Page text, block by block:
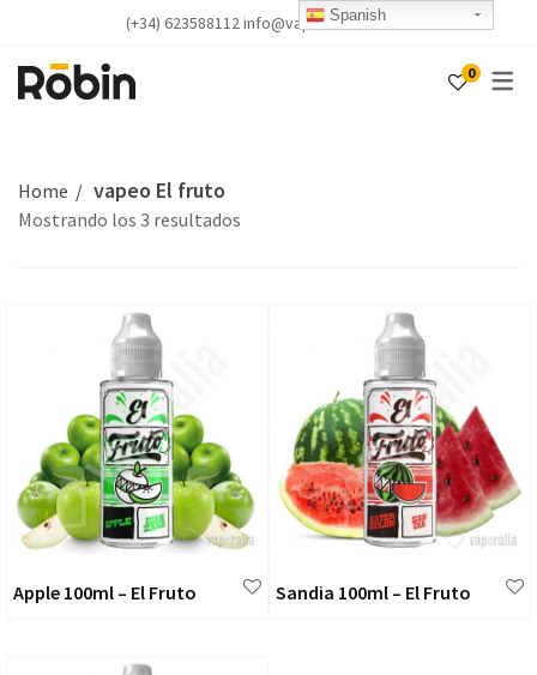
(+34) 623588112 info@vapealicante.com
0
Home vapeo El fruto
Mostrando los 3 resultados
Apple 100ml – El Fruto Sandia 100ml – El Fruto
Spanish